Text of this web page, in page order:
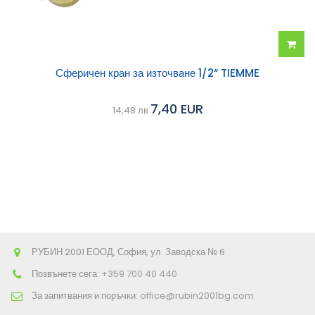
Сферичен кран за източване 1/2“ TIEMME
14,48 лв 7,40 EUR
РУБИН 2001 ЕООД, София, ул. Заводска № 6
Позвънете сега: +359 700 40 440
За запитвания и поръчки: office@rubin2001bg.com